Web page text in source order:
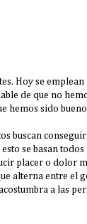
Hoy se
de que no
hemos sido
buscan
se basan todos
placer o dolor
alterna entre el
a las